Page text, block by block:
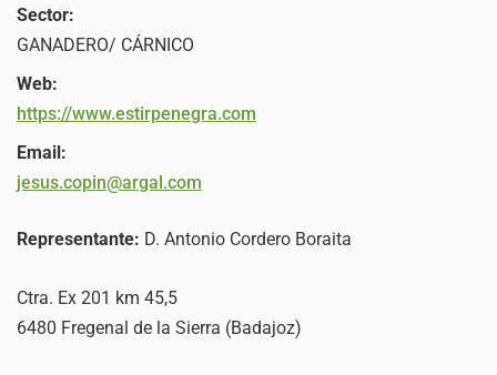
Sector:
GANADERO/ CÁRNICO
Web:
https://www.estirpenegra.com
Email:
jesus.copin@argal.com
Representante: D. Antonio Cordero Boraita
Ctra. Ex 201 km 45,5
6480 Fregenal de la Sierra (Badajoz)